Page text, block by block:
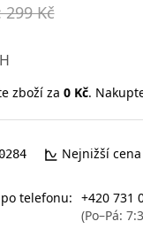
Kč
zboží za 0 Kč.
Nejnižší
telefonu: +420 731
(Po–Pá: